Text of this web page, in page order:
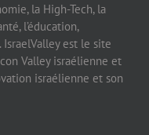
la High-Tech, la
l’éducation,
est le site
Valley israélienne et
israélienne et son